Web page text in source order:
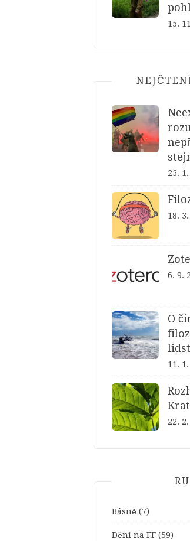
15.
25.
18.
6. 9.
O
11.
22.
Básně (7)
Dění na FF (59)